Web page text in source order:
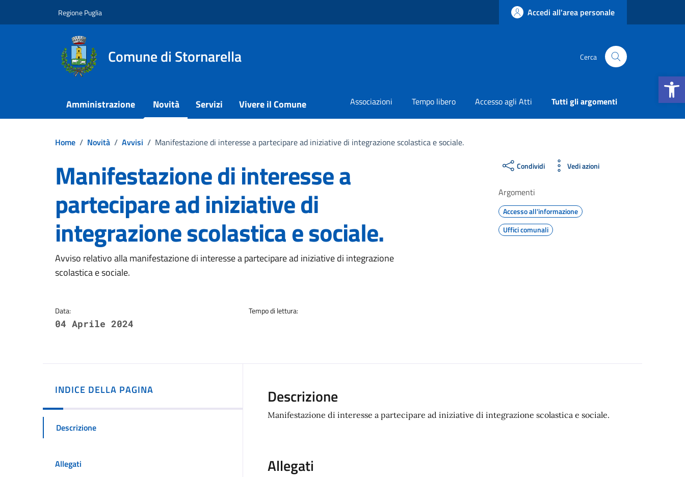
Regione Puglia Accedi all'area personale
Comune di Stornarella Cerca
Amministrazione Novità Servizi Vivere il Comune Associazioni Tempo libero Accesso agli Atti Tutti gli argomenti
Home / Novità / Avvisi / Manifestazione di interesse a partecipare ad iniziative di integrazione scolastica e sociale.
Manifestazione di interesse a
partecipare ad iniziative di
integrazione scolastica e sociale.
Dettagli della notizia
Avviso relativo alla manifestazione di interesse a partecipare ad iniziative di integrazione
scolastica e sociale.
Data:
04 Aprile 2024
Tempo di lettura:
Condividi Vedi azioni
Argomenti
Accesso all'informazione
Uffici comunali
INDICE DELLA PAGINA
Descrizione
Allegati
Descrizione
Manifestazione di interesse a partecipare ad iniziative di integrazione scolastica e sociale.
Allegati
Apri la